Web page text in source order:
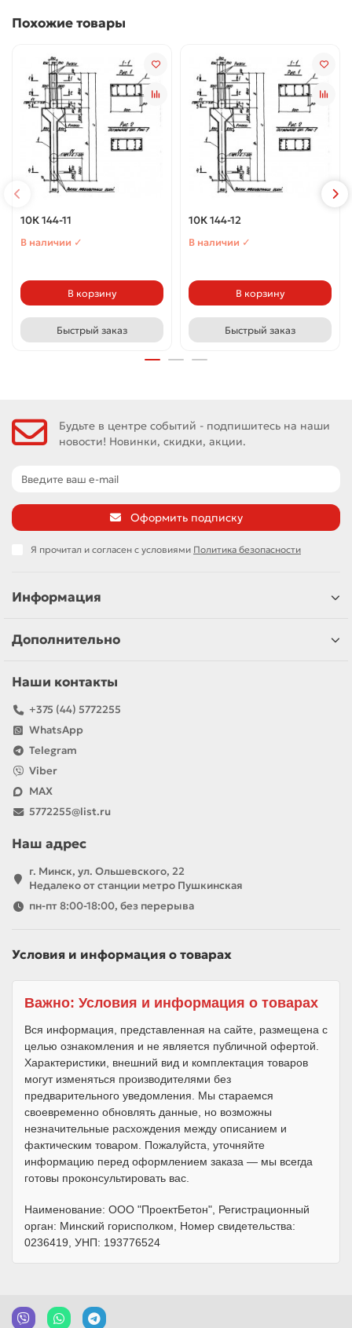
Похожие товары
10К 144-11
В наличии ✓
В корзину
Быстрый заказ
10К 144-12
В наличии ✓
В корзину
Быстрый заказ
Будьте в центре событий - подпишитесь на наши
новости! Новинки, скидки, акции.
Оформить подписку
Я прочитал и согласен с условиями Политика безопасности
Информация
Дополнительно
Наши контакты
+375 (44) 5772255
WhatsApp
Telegram
Viber
MAX
5772255@list.ru
Наш адрес
г. Минск, ул. Ольшевского, 22
Недалеко от станции метро Пушкинская
пн-пт 8:00-18:00, без перерыва
Условия и информация о товарах
Важно: Условия и информация о товарах
Вся информация, представленная на сайте, размещена с
целью ознакомления и не является публичной офертой.
Характеристики, внешний вид и комплектация товаров
могут изменяться производителями без
предварительного уведомления. Мы стараемся
своевременно обновлять данные, но возможны
незначительные расхождения между описанием и
фактическим товаром. Пожалуйста, уточняйте
информацию перед оформлением заказа — мы всегда
готовы проконсультировать вас.
Наименование: ООО "ПроектБетон", Регистрационный
орган: Минский горисполком, Номер свидетельства:
0236419, УНП: 193776524